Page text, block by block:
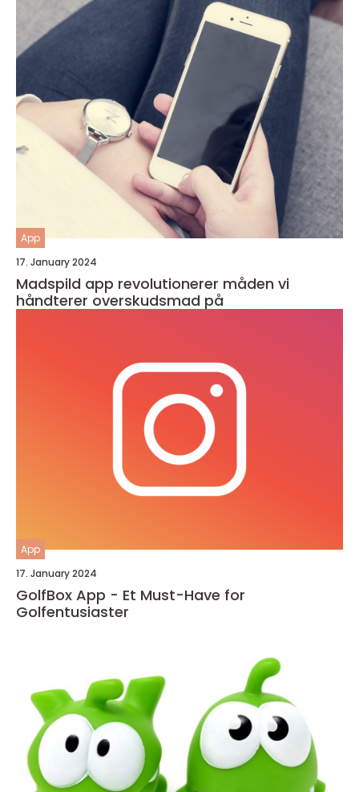
App
17. January 2024
Madspild app revolutionerer måden vi
håndterer overskudsmad på
App
17. January 2024
GolfBox App - Et Must-Have for
Golfentusiaster